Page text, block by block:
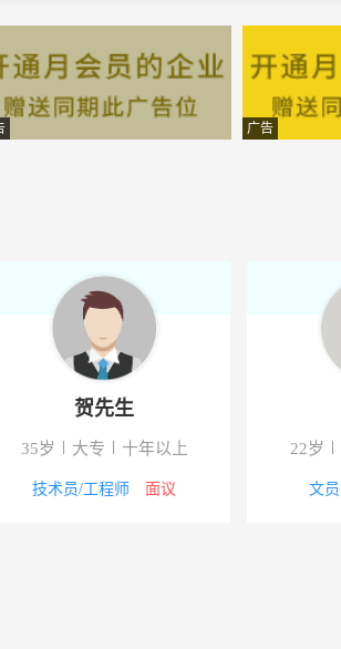
客 2000-3000元
1栋 2000-3000元
旁万顺叫车 8000-12000元
5000-8000元
广告
贺先生
35岁 大专 十年以上
技术员/工程师 面议
22岁
文员